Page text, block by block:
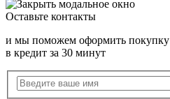
Оставьте контакты
и мы поможем оформить покупку
в кредит за 30 минут